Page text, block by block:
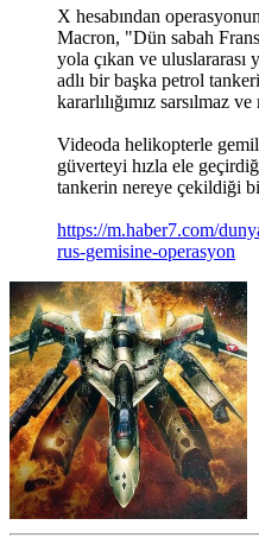
X hesabından
Macron, "Dün sabah
yola çıkan ve uluslararası
adlı bir başka petrol
kararlılığımız sarsılmaz
Videoda helikopterle
güverteyi hızla ele
tankerin nereye çekildiği
https://m.haber7.com/
rus-gemisine-operasyon